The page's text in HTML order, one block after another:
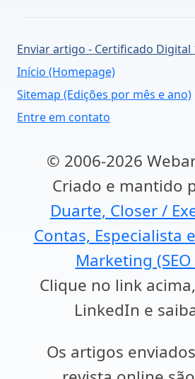
Enviar artigo - Certificado Digital
Início (Homepage)
Sitemap (Edições por mês e ano)
Entre em contato
© 2006-2026
Criado e mantido
Duarte, Closer /
Contas, Especialista
Marketing
Clique no link
LinkedIn e
Os artigos